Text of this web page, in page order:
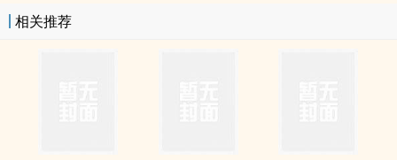
相关推荐